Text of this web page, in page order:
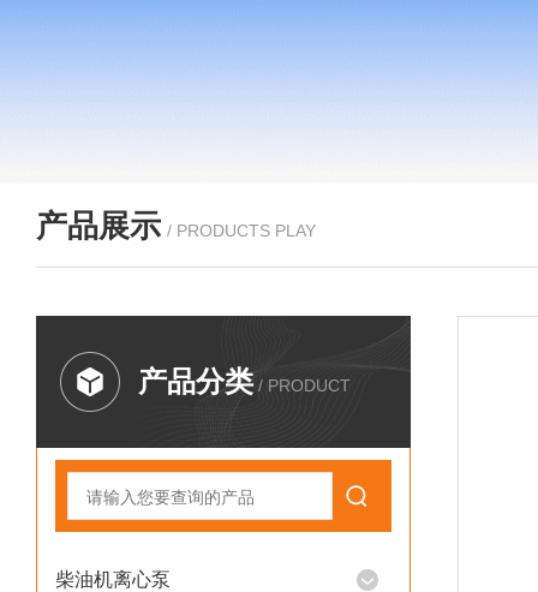
产品展示 / PRODUCTS PLAY
产品分类 / PRODUCT
柴油机离心泵